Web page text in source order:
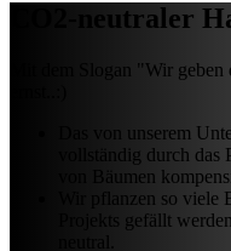
CO2-neutraler
Mit dem Slogan "Wir
Das von unserem
vollständig durch
von Bäumen
Wir pflanzen so
Projekts gefällt